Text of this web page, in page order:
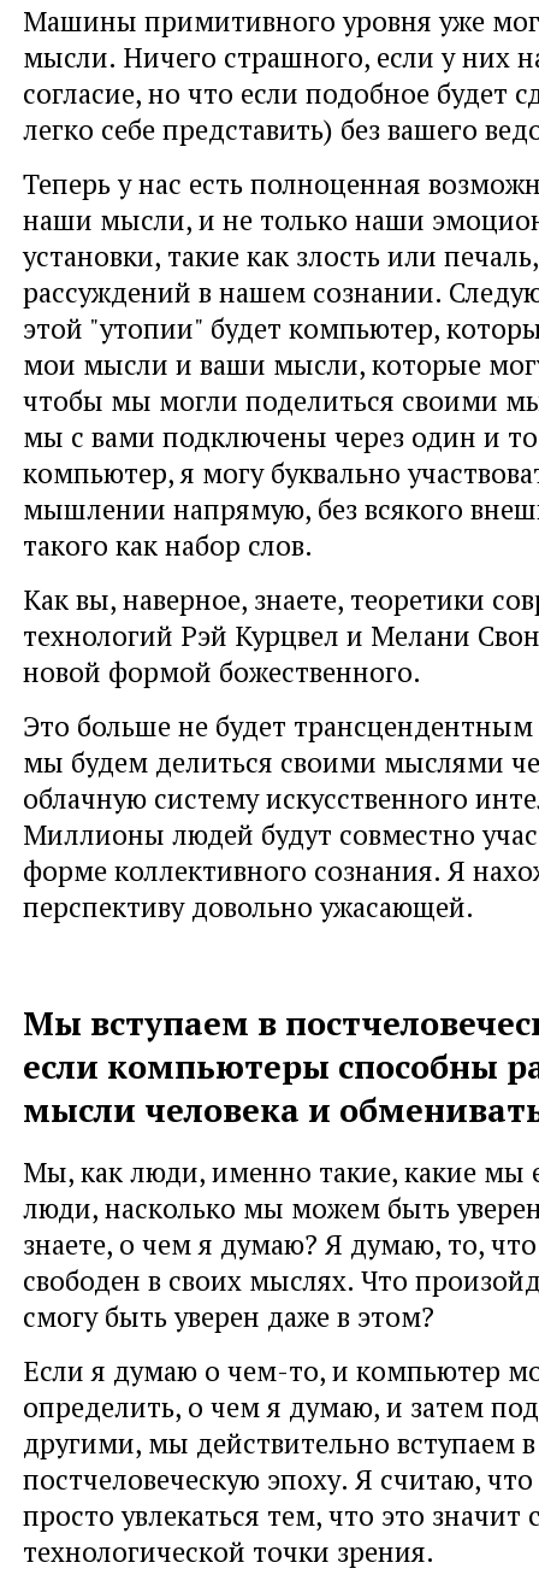
Машины примитивного уровня уже
мысли. Ничего страшного, если у них
согласие, но что если подобное будет
легко себе представить) без вашего
Теперь у нас есть полноценная
наши мысли, и не только наши
установки, такие как злость или
рассуждений в нашем сознании.
этой "утопии" будет компьютер,
мои мысли и ваши мысли, которые
чтобы мы могли поделиться своими
мы с вами подключены через один и
компьютер, я могу буквально
мышлении напрямую, без всякого
такого как набор слов.
Как вы, наверное, знаете, теоретики
технологий Рэй Курцвел и Мелани
новой формой божественного.
Это больше не будет трансцендентным
мы будем делиться своими мыслями
облачную систему искусственного
Миллионы людей будут совместно
форме коллективного сознания. Я
перспективу довольно ужасающей.
Мы вступаем в
если компьютеры способны
мысли человека и
Мы, как люди, именно такие, какие мы
люди, насколько мы можем быть
знаете, о чем я думаю? Я думаю, то,
свободен в своих мыслях. Что
смогу быть уверен даже в этом?
Если я думаю о чем-то, и компьютер
определить, о чем я думаю, и затем
другими, мы действительно вступаем в
постчеловеческую эпоху. Я считаю,
просто увлекаться тем, что это значит
технологической точки зрения.